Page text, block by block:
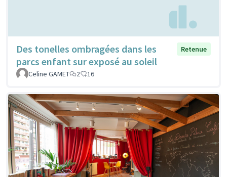
Des tonelles ombragées dans les
parcs enfant sur exposé au soleil
Retenue
Celine GAMET 2 16